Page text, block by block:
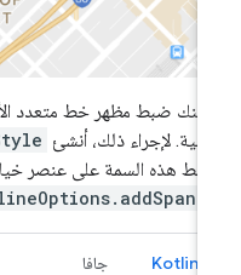
ضبط مظهر خط متعدد
لإجراء ذلك، أنشئ
هذه السمة على عنصر
Kotlin